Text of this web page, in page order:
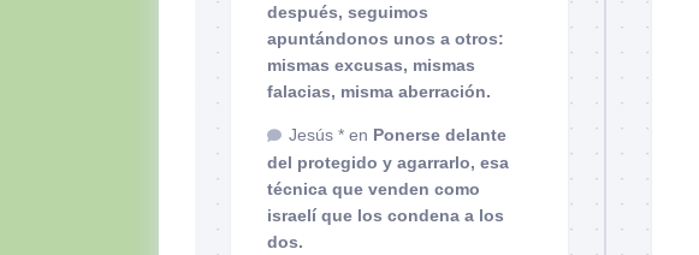
después, seguimos
apuntándonos unos a otros:
mismas excusas, mismas
falacias, misma aberración.
Jesús * en Ponerse delante
del protegido y agarrarlo, esa
técnica que venden como
israelí que los condena a los
dos.